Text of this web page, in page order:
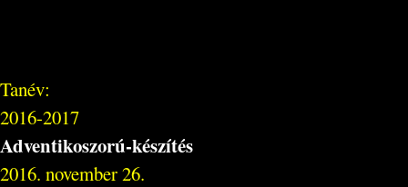
Tanév:
2016-2017
Adventikoszorú-készítés
2016. november 26.